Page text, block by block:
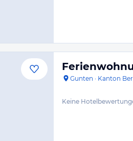
Gunten · Kanton
Keine